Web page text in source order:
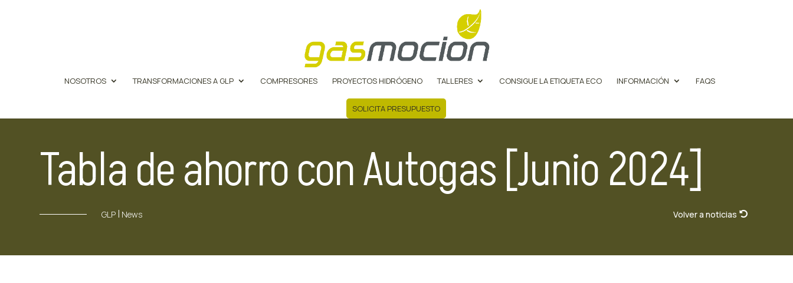
NOSOTROS TRANSFORMACIONES A GLP COMPRESORES PROYECTOS HIDRÓGENO TALLERES CONSIGUE LA ETIQUETA ECO INFORMACIÓN FAQS
SOLICITA PRESUPUESTO
Tabla de ahorro con Autogas [Junio 2024]
GLP | News Volver a noticias